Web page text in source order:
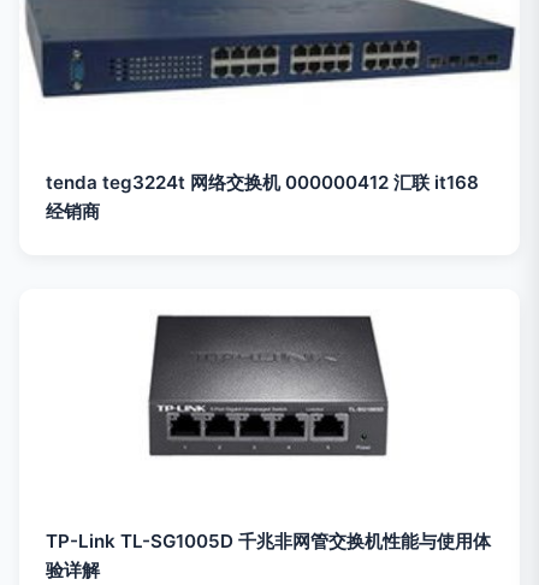
tenda teg3224t 网络交换机 000000412 汇联 it168
经销商
TP-Link TL-SG1005D 千兆非网管交换机性能与使用体
验详解